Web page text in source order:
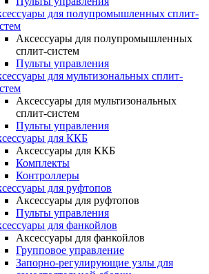
для полупромышленных сплит-
Аксессуары для полупромышленных
сплит-систем
Пульты управления
для мультизональных сплит-
Аксессуары для мультизональных
сплит-систем
Пульты управления
для ККБ
Аксессуары для ККБ
Комплекты
Контроллеры
для руфтопов
Аксессуары для руфтопов
Пульты управления
для фанкойлов
Аксессуары для фанкойлов
Групповое управление
Запорно-регулирующие узлы для